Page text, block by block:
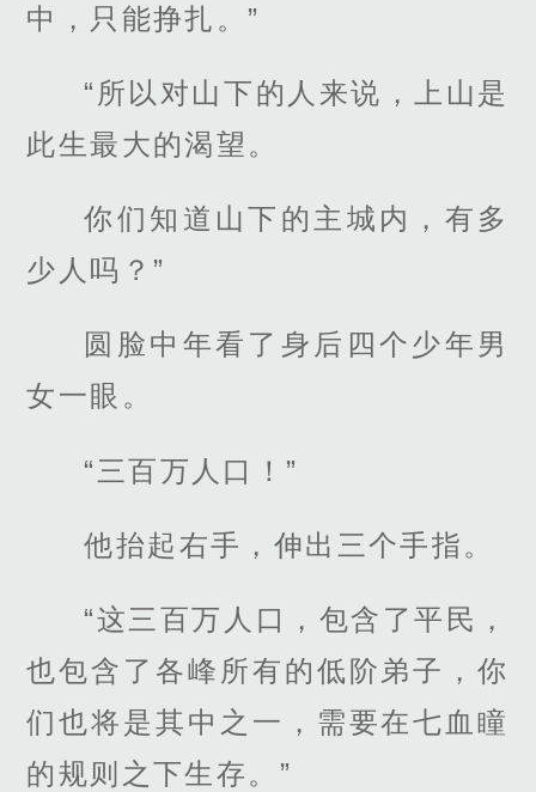
中，只能挣扎。”
“所以对山下的人来说，上山是
此生最大的渴望。
你们知道山下的主城内，有多
少人吗？”
圆脸中年看了身后四个少年男
女一眼。
“三百万人口！”
他抬起右手，伸出三个手指。
“这三百万人口，包含了平民，
也包含了各峰所有的低阶弟子，你
们也将是其中之一，需要在七血瞳
的规则之下生存。”